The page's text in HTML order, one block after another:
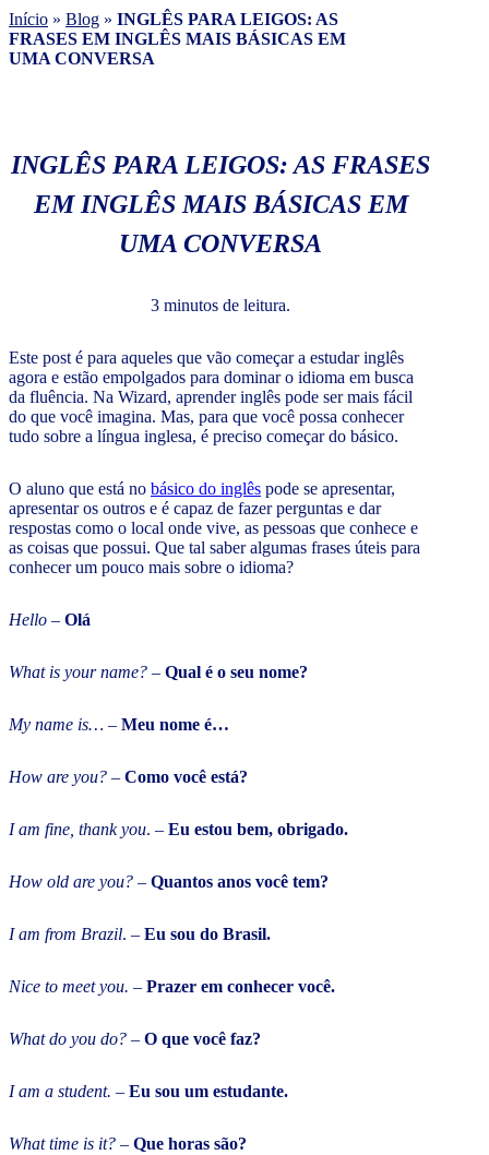
Início » Blog » INGLÊS PARA LEIGOS: AS
FRASES EM INGLÊS MAIS BÁSICAS EM
UMA CONVERSA
INGLÊS PARA LEIGOS: AS FRASES
EM INGLÊS MAIS BÁSICAS EM
UMA CONVERSA
3 minutos de leitura.
Este post é para aqueles que vão começar a estudar inglês
agora e estão empolgados para dominar o idioma em busca
da fluência. Na Wizard, aprender inglês pode ser mais fácil
do que você imagina. Mas, para que você possa conhecer
tudo sobre a língua inglesa, é preciso começar do básico.
O aluno que está no básico do inglês pode se apresentar,
apresentar os outros e é capaz de fazer perguntas e dar
respostas como o local onde vive, as pessoas que conhece e
as coisas que possui. Que tal saber algumas frases úteis para
conhecer um pouco mais sobre o idioma?
Hello – Olá
What is your name? – Qual é o seu nome?
My name is… – Meu nome é…
How are you? – Como você está?
I am fine, thank you. – Eu estou bem, obrigado.
How old are you? – Quantos anos você tem?
I am from Brazil. – Eu sou do Brasil.
Nice to meet you. – Prazer em conhecer você.
What do you do? – O que você faz?
I am a student. – Eu sou um estudante.
What time is it? – Que horas são?